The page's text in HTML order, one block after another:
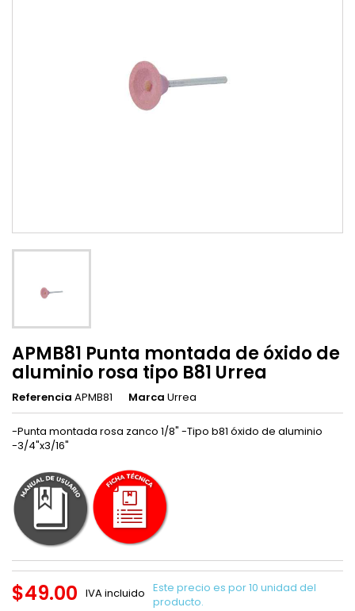
APMB81 Punta montada de óxido de
aluminio rosa tipo B81 Urrea
Referencia APMB81 Marca Urrea
-Punta montada rosa zanco 1/8" -Tipo b81 óxido de aluminio
-3/4"x3/16"
$49.00 IVA incluido Este precio es por 10 unidad del
producto.